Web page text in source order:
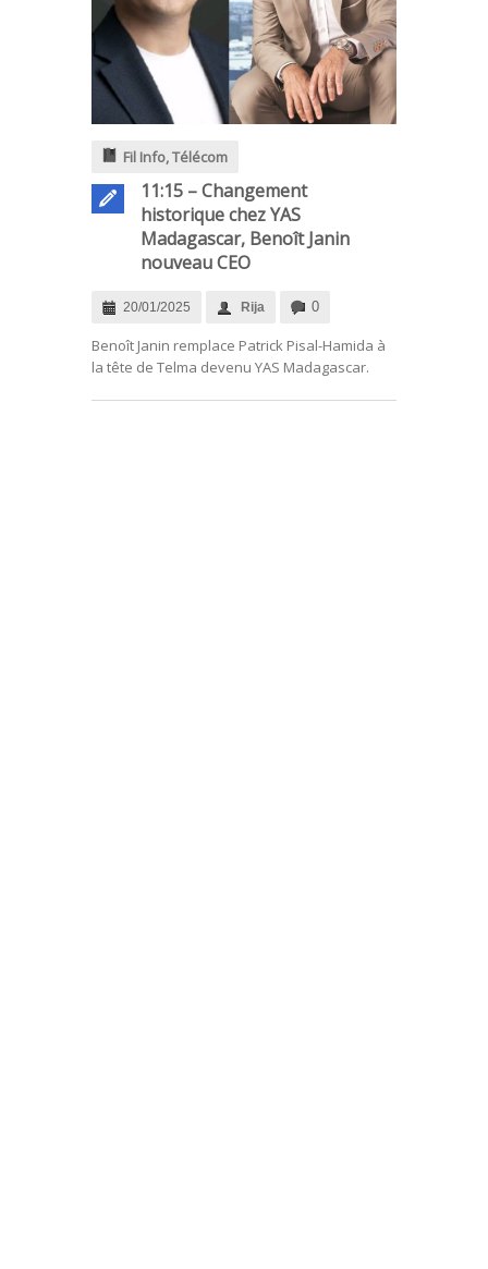
Fil Info,Télécom
11:15 – Changement
historique chez YAS
Madagascar, Benoît Janin
nouveau CEO
20/01/2025 Rija 0
Benoît Janin remplace Patrick Pisal-Hamida à
la tête de Telma devenu YAS Madagascar.